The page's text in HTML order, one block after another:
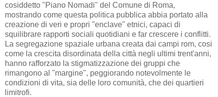
cosiddetto "Piano Nomadi" del Comune di Roma,
mostrando come questa politica pubblica abbia portato alla
creazione di veri e propri "enclave" etnici, capaci di
squilibrare rapporti sociali quotidiani e far crescere i conflitti.
La segregazione spaziale urbana creata dai campi rom, cosi
come la crescita disordinata della città negli ultimi trent'anni,
hanno rafforzato la stigmatizzazione dei gruppi che
rimangono al "margine", peggiorando notevolmente le
condizioni di vita, sia delle loro comunità, che dei quartieri
limitrofi.